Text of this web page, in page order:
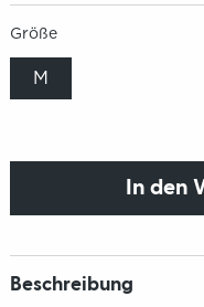
Größe
M
In den
Beschreibung